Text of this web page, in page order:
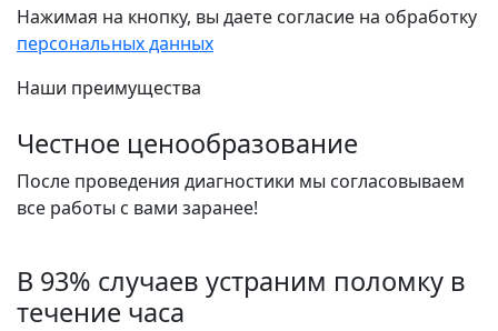
Нажимая на кнопку, вы даете согласие на обработку
персональных данных
Наши преимущества
Честное ценообразование
После проведения диагностики мы согласовываем
все работы с вами заранее!
В 93% случаев устраним поломку в
течение часа